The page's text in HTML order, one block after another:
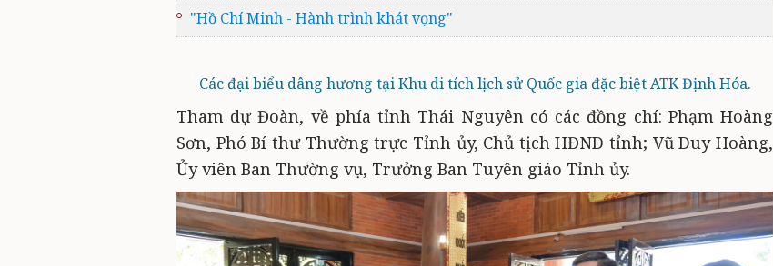
"Hồ Chí Minh - Hành trình khát vọng"
Các đại biểu dâng hương tại Khu di tích lịch sử Quốc gia đặc biệt ATK Định Hóa.
Tham dự Đoàn, về phía tỉnh Thái Nguyên có các đồng chí: Phạm Hoàng
Sơn, Phó Bí thư Thường trực Tỉnh ủy, Chủ tịch HĐND tỉnh; Vũ Duy Hoàng,
Ủy viên Ban Thường vụ, Trưởng Ban Tuyên giáo Tỉnh ủy.